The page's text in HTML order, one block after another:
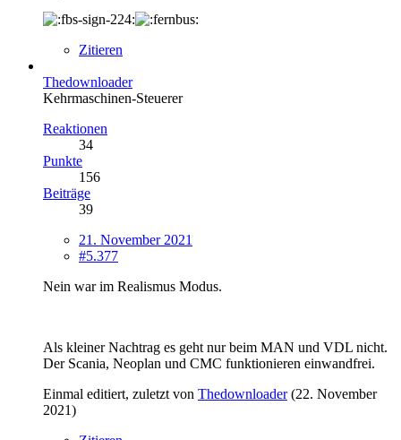
Zitieren
Thedownloader
Kehrmaschinen-Steuerer
Reaktionen
34
Punkte
156
Beiträge
39
21. November 2021
#5.377
Nein war im Realismus Modus.
Als kleiner Nachtrag es geht nur beim MAN und VDL nicht.
Der Scania, Neoplan und CMC funktionieren einwandfrei.
Einmal editiert, zuletzt von Thedownloader(22. November
2021)